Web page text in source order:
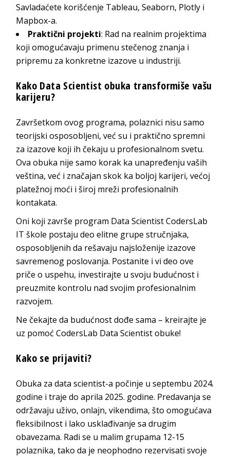
Savladaćete korišćenje Tableau, Seaborn, Plotly i
Mapbox-a.
Praktični projekti: Rad na realnim projektima
koji omogućavaju primenu stečenog znanja i
pripremu za konkretne izazove u industriji.
Kako Data Scientist obuka transformiše vašu
karijeru?
Završetkom ovog programa, polaznici nisu samo
teorijski osposobljeni, već su i praktično spremni
za izazove koji ih čekaju u profesionalnom svetu.
Ova obuka nije samo korak ka unapređenju vaših
veština, već i značajan skok ka boljoj karijeri, većoj
platežnoj moći i široj mreži profesionalnih
kontakata.
Oni koji završe program Data Scientist CodersLab
IT škole postaju deo elitne grupe stručnjaka,
osposobljenih da rešavaju najsloženije izazove
savremenog poslovanja. Postanite i vi deo ove
priče o uspehu, investirajte u svoju budućnost i
preuzmite kontrolu nad svojim profesionalnim
razvojem.
Ne čekajte da budućnost dođe sama – kreirajte je
uz pomoć CodersLab Data Scientist obuke!
Kako se prijaviti?
Obuka za data scientist-a počinje u septembu 2024.
godine i traje do aprila 2025. godine. Predavanja se
održavaju uživo, onlajn, vikendima, što omogućava
fleksibilnost i lako usklađivanje sa drugim
obavezama. Radi se u malim grupama 12-15
polaznika, tako da je neophodno rezervisati svoje